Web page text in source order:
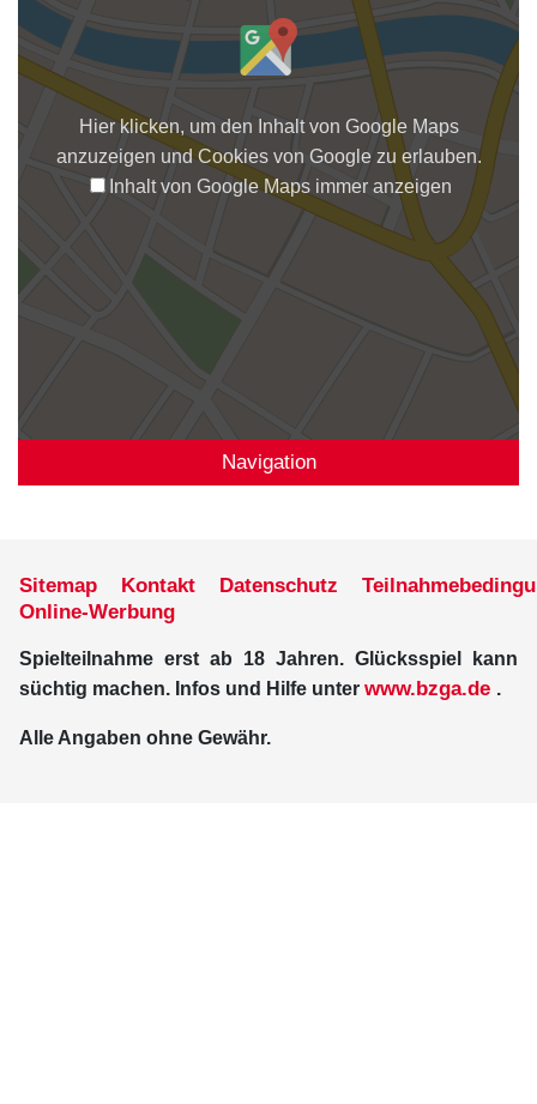
Hier klicken, um den Inhalt von Google Maps
anzuzeigen und Cookies von Google zu erlauben.
Inhalt von Google Maps immer anzeigen
Navigation
Sitemap Kontakt Datenschutz
Online-Werbung
Spielteilnahme erst ab 18 Jahren. Glücksspiel kann
süchtig machen. Infos und Hilfe unter www.bzga.de .
Alle Angaben ohne Gewähr.